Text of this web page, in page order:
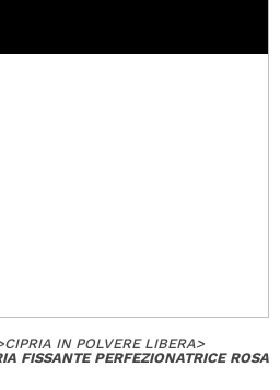
CIPRIA IN POLVERE LIBERA>
FISSANTE PERFEZIONATRICE ROSA